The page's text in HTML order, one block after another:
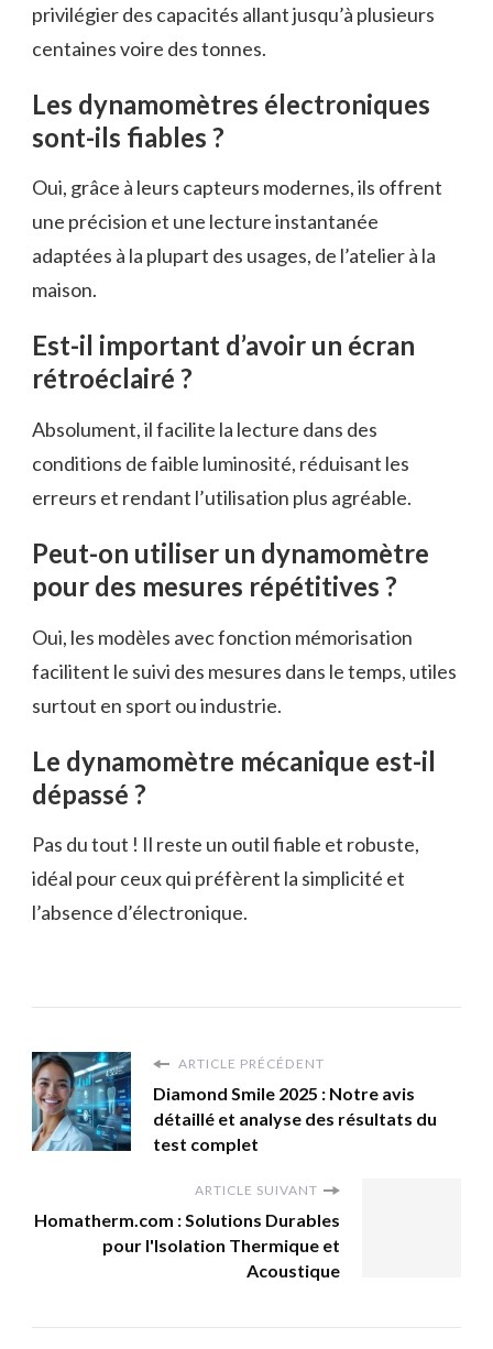
privilégier des capacités allant jusqu’à plusieurs
centaines voire des tonnes.
Les dynamomètres électroniques
sont-ils fiables ?
Oui, grâce à leurs capteurs modernes, ils offrent
une précision et une lecture instantanée
adaptées à la plupart des usages, de l’atelier à la
maison.
Est-il important d’avoir un écran
rétroéclairé ?
Absolument, il facilite la lecture dans des
conditions de faible luminosité, réduisant les
erreurs et rendant l’utilisation plus agréable.
Peut-on utiliser un dynamomètre
pour des mesures répétitives ?
Oui, les modèles avec fonction mémorisation
facilitent le suivi des mesures dans le temps, utiles
surtout en sport ou industrie.
Le dynamomètre mécanique est-il
dépassé ?
Pas du tout ! Il reste un outil fiable et robuste,
idéal pour ceux qui préfèrent la simplicité et
l’absence d’électronique.
ARTICLE PRÉCÉDENT
Diamond Smile 2025 : Notre avis
détaillé et analyse des résultats du
test complet
ARTICLE SUIVANT
Homatherm.com : Solutions Durables
pour l'Isolation Thermique et
Acoustique